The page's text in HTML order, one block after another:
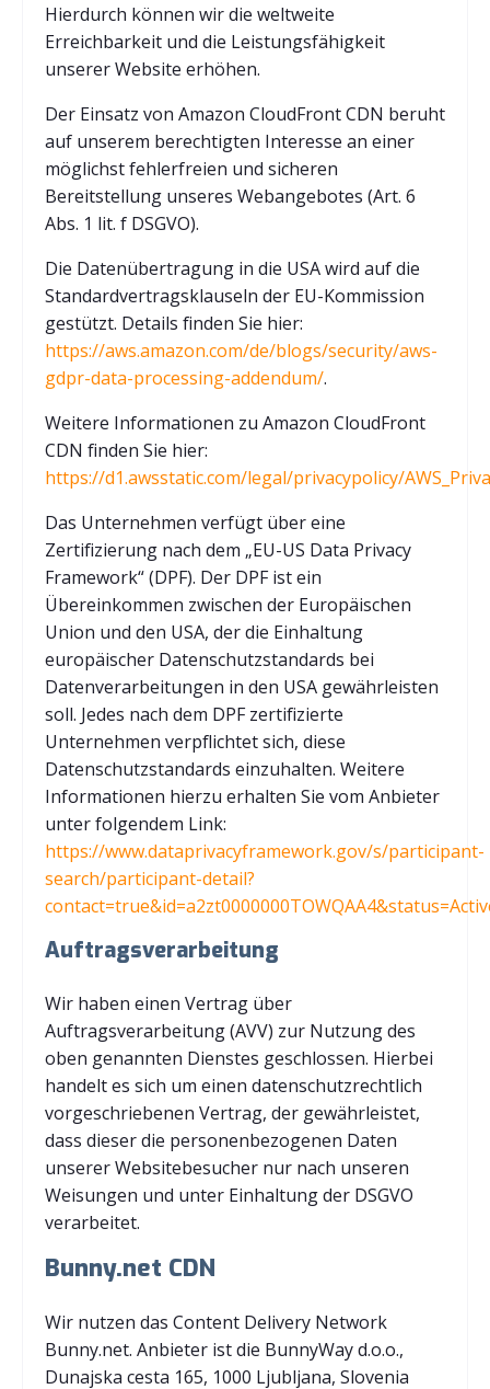
Hierdurch können wir die weltweite
Erreichbarkeit und die Leistungsfähigkeit
unserer Website erhöhen.
Der Einsatz von Amazon CloudFront CDN beruht
auf unserem berechtigten Interesse an einer
möglichst fehlerfreien und sicheren
Bereitstellung unseres Webangebotes (Art. 6
Abs. 1 lit. f DSGVO).
Die Datenübertragung in die USA wird auf die
Standardvertragsklauseln der EU-Kommission
gestützt. Details finden Sie hier:
https://aws.amazon.com/de/blogs/security/aws-
gdpr-data-processing-addendum/.
Weitere Informationen zu Amazon CloudFront
CDN finden Sie hier:
https://d1.awsstatic.com/legal/privacypolicy/
Das Unternehmen verfügt über eine
Zertifizierung nach dem „EU-US Data Privacy
Framework“ (DPF). Der DPF ist ein
Übereinkommen zwischen der Europäischen
Union und den USA, der die Einhaltung
europäischer Datenschutzstandards bei
Datenverarbeitungen in den USA gewährleisten
soll. Jedes nach dem DPF zertifizierte
Unternehmen verpflichtet sich, diese
Datenschutzstandards einzuhalten. Weitere
Informationen hierzu erhalten Sie vom Anbieter
unter folgendem Link:
https://www.dataprivacyframework.gov/s/participant-
search/participant-detail?
Auftragsverarbeitung
Wir haben einen Vertrag über
Auftragsverarbeitung (AVV) zur Nutzung des
oben genannten Dienstes geschlossen. Hierbei
handelt es sich um einen datenschutzrechtlich
vorgeschriebenen Vertrag, der gewährleistet,
dass dieser die personenbezogenen Daten
unserer Websitebesucher nur nach unseren
Weisungen und unter Einhaltung der DSGVO
verarbeitet.
Bunny.net CDN
Wir nutzen das Content Delivery Network
Bunny.net. Anbieter ist die BunnyWay d.o.o.,
Dunajska cesta 165, 1000 Ljubljana, Slovenia